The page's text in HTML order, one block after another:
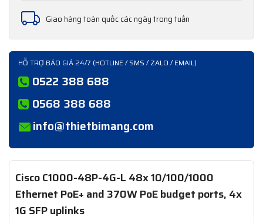
Giao hàng toàn quốc các ngày trong tuần
HỖ TRỢ BÁO GIÁ 24/7 (HOTLINE / SMS / ZALO / EMAIL)
0522 388 688
0568 388 688
info@thietbimang.com
Cisco C1000-48P-4G-L 48x 10/100/1000
Ethernet PoE+ and 370W PoE budget ports, 4x
1G SFP uplinks